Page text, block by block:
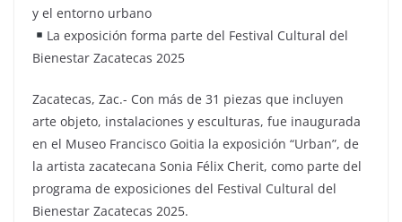
y el entorno urbano
La exposición forma parte del Festival Cultural del
Bienestar Zacatecas 2025
Zacatecas, Zac.- Con más de 31 piezas que incluyen
arte objeto, instalaciones y esculturas, fue inaugurada
en el Museo Francisco Goitia la exposición “Urban”, de
la artista zacatecana Sonia Félix Cherit, como parte del
programa de exposiciones del Festival Cultural del
Bienestar Zacatecas 2025.